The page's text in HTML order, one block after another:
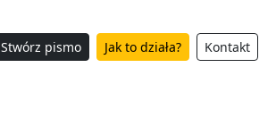
Stwórz pismo Jak to działa? Kontakt